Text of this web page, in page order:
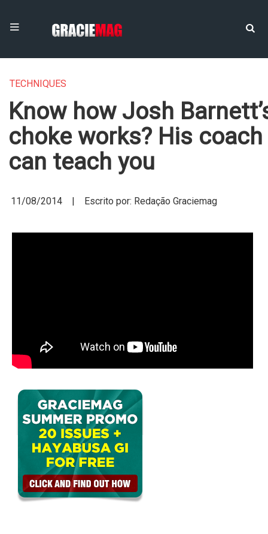
TECHNIQUES
Know how Josh
choke works? His coach
can teach you
11/08/2014 | Escrito por: Redação Graciemag